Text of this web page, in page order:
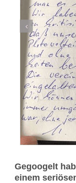
Gegoogelt
einem